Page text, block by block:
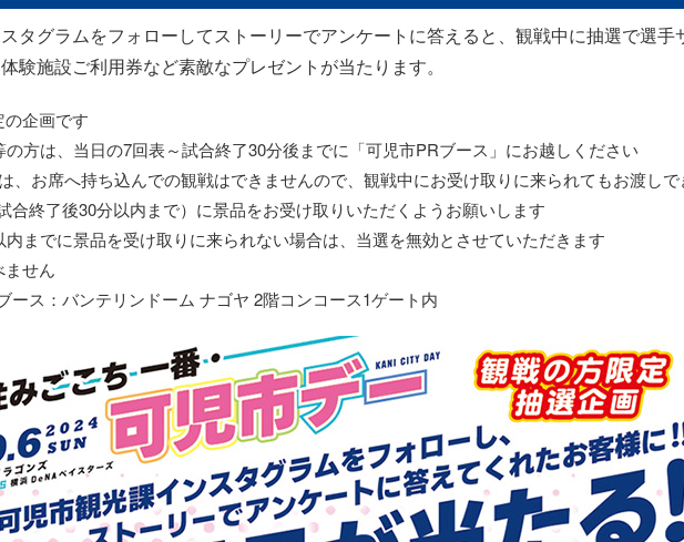
タグラムをフォローしてストーリーでアンケートに答えると、観戦中に抽選で選手
験施設ご利用券など素敵なプレゼントが当たります。
企画です
の方は、当日の7回表～試合終了30分後までに「可児市PRブース」にお越しください
、お席へ持ち込んでの観戦はできませんので、観戦中にお受け取りに来られてもお渡し
合終了後30分以内まで）に景品をお受け取りいただくようお願いします
内までに景品を受け取りに来られない場合は、当選を無効とさせていただきます
せん
ース：バンテリンドーム ナゴヤ 2階コンコース1ゲート内